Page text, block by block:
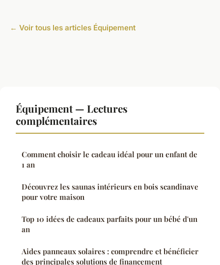
← Voir tous les articles Équipement
Équipement — Lectures
complémentaires
Comment choisir le cadeau idéal pour un enfant de
1 an
Découvrez les saunas intérieurs en bois scandinave
pour votre maison
Top 10 idées de cadeaux parfaits pour un bébé d'un
an
Aides panneaux solaires : comprendre et bénéficier
des principales solutions de financement